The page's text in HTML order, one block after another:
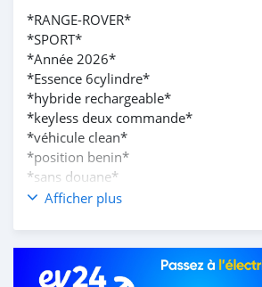
*RANGE-ROVER*
*SPORT*
*Année 2026*
*Essence 6cylindre*
*hybride rechargeable*
*keyless deux commande*
*véhicule clean*
*position benin*
*sans douane*
Prix: 80 millions
Afficher plus